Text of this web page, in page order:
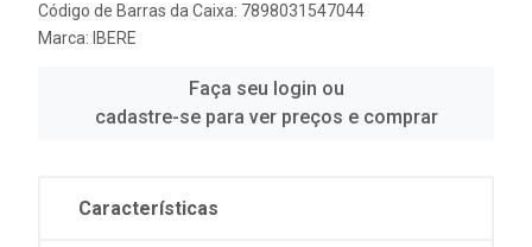
Código de Barras da Caixa: 7898031547044
Marca: IBERE
Faça seu login ou
cadastre-se para ver preços e comprar
Características